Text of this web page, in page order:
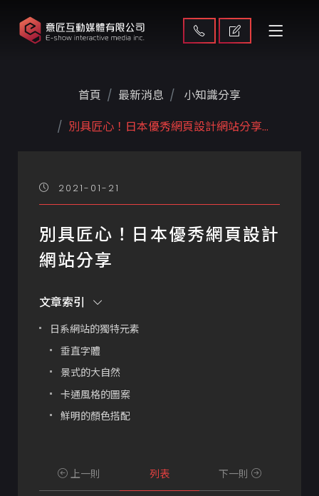
首頁 最新消息
小知識分享
別具匠心！日本優秀網頁設計網站分享...
2021-01-21
別具匠心！日本優秀網頁設計
網站分享
文章索引
日系網站的獨特元素
垂直字體
景式的大自然
卡通風格的圖案
鮮明的顏色搭配
上一則 列表 下一則